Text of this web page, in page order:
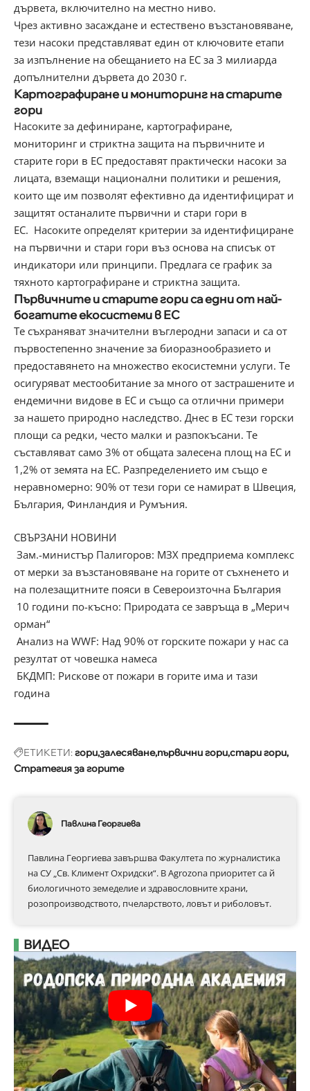
дървета, включително на местно ниво.
Чрез активно засаждане и естествено възстановяване,
тези насоки представляват един от ключовите етапи
за изпълнение на обещанието на ЕС за 3 милиарда
допълнителни дървета до 2030 г.
Картографиране и мониторинг на старите
гори
Насоките за дефиниране, картографиране,
мониторинг и стриктна защита на първичните и
старите гори в ЕС предоставят практически насоки за
лицата, вземащи национални политики и решения,
които ще им позволят ефективно да идентифицират и
защитят останалите първични и стари гори в
ЕС. Насоките определят критерии за идентифициране
на първични и стари гори въз основа на списък от
индикатори или принципи. Предлага се график за
тяхното картографиране и стриктна защита.
Първичните и старите гори са едни от най-
богатите екосистеми в ЕС
Те съхраняват значителни въглеродни запаси и са от
първостепенно значение за биоразнообразието и
предоставянето на множество екосистемни услуги. Те
осигуряват местообитание за много от застрашените и
ендемични видове в ЕС и също са отлични примери
за нашето природно наследство. Днес в ЕС тези горски
площи са редки, често малки и разпокъсани. Те
съставляват само 3% от общата залесена площ на ЕС и
1,2% от земята на ЕС. Разпределението им също е
неравномерно: 90% от тези гори се намират в Швеция,
България, Финландия и Румъния.
СВЪРЗАНИ НОВИНИ
Зам.-министър Палигоров: МЗХ предприема комплекс
от мерки за възстановяване на горите от съхненето и
на полезащитните пояси в Североизточна България
10 години по-късно: Природата се завръща в „Мерич
орман“
Анализ на WWF: Над 90% от горските пожари у нас са
резултат от човешка намеса
БКДМП: Рискове от пожари в горите има и тази
година
ЕТИКЕТИ:горизалесяване първични гористари гори
Стратегия за горите
Павлина Георгиева
Павлина Георгиева завършва Факултета по журналистика
на СУ „Св. Климент Охридски“. В Аgrozona приоритет са й
биологичното земеделие и здравословните храни,
розопроизводството, пчеларството, ловът и риболовът.
ВИДЕО